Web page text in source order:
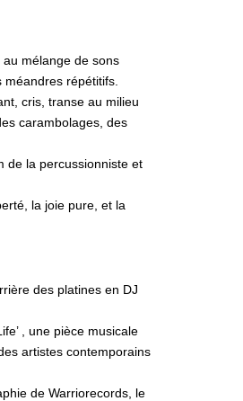
mélange de sons
répétitifs.
cris, transe au milieu
carambolages, des
de la percussionniste et
la joie pure, et la
des platines en DJ
, une pièce musicale
artistes contemporains
de Warriorecords, le